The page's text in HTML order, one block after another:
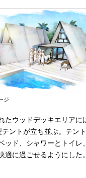
ジ
たウッドデッキエリアに
ントが立ち並ぶ。テン
ッド、シャワーとトイレ
適に過ごせるようにした。